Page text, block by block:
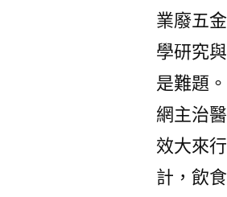
業廢五
學研究
是難題
網主治
效大來
計，飲